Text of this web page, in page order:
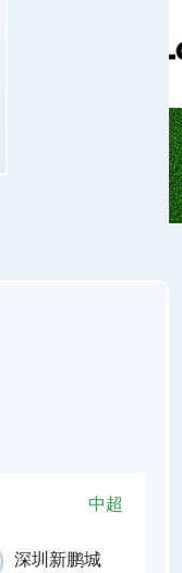
中超
深圳新鹏城